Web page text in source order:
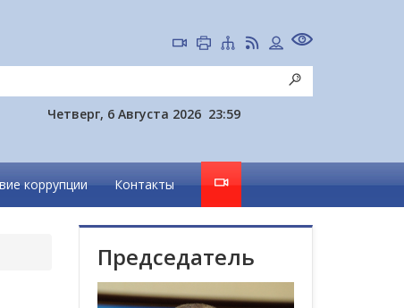
Четверг, 6 Августа 2026 23:59
коррупции Контакты
Председатель